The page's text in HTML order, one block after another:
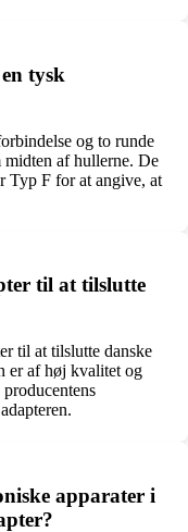
tysk
og to runde
midten af hullerne. De
Typ F for at angive, at
til at tilslutte
til at tilslutte danske
er af høj kvalitet og
apparater i